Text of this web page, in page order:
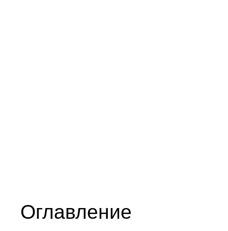
Оглавление